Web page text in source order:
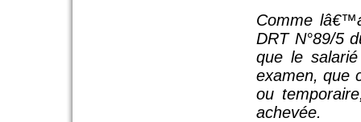
Comme
DRT N°89/5
que le
examen, que
ou
achevée.